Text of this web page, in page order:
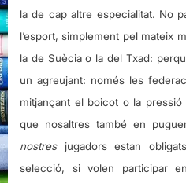
la de cap altre especialitat. No
l’esport, simplement pel mateix
la de Suècia o la del Txad:
un agreujant: només les
mitjançant el boicot o la
que nosaltres també en
nostresjugadors estan
selecció, si volen participar